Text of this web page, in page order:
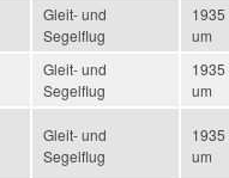
Gleit- und
Segelflug
1935
um
Gleit- und
Segelflug
1935
um
Gleit- und
Segelflug
1935
um